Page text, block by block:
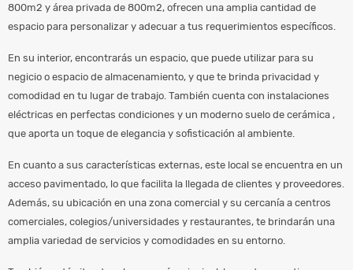
800m2 y área privada de 800m2, ofrecen una amplia cantidad de
espacio para personalizar y adecuar a tus requerimientos específicos.
En su interior, encontrarás un espacio, que puede utilizar para su
negicio o espacio de almacenamiento, y que te brinda privacidad y
comodidad en tu lugar de trabajo. También cuenta con instalaciones
eléctricas en perfectas condiciones y un moderno suelo de cerámica ,
que aporta un toque de elegancia y sofisticación al ambiente.
En cuanto a sus características externas, este local se encuentra en un
acceso pavimentado, lo que facilita la llegada de clientes y proveedores.
Además, su ubicación en una zona comercial y su cercanía a centros
comerciales, colegios/universidades y restaurantes, te brindarán una
amplia variedad de servicios y comodidades en su entorno.